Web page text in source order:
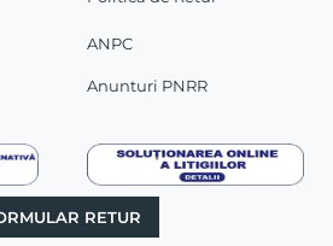
ANPC
Anunturi PNRR
RETUR